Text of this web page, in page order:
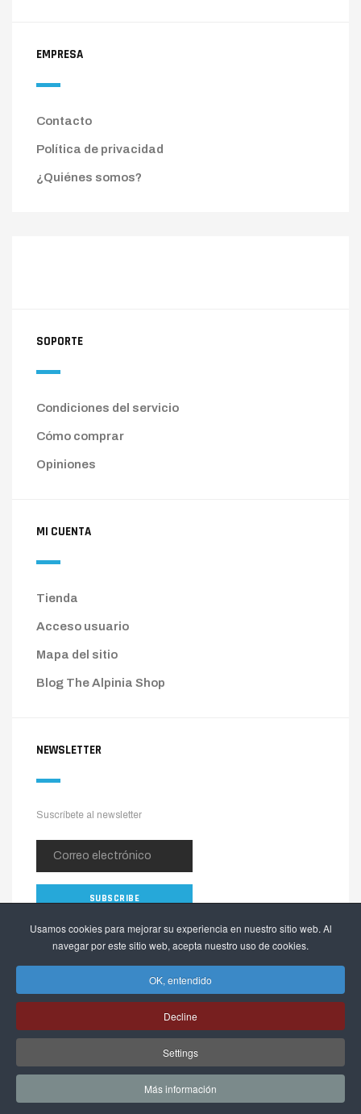
Usamos cookies para mejorar su experiencia en nuestro sitio web. Al
navegar por este sitio web, acepta nuestro uso de cookies.
OK, entendido
Decline
Settings
Más información
EMPRESA
Contacto
Política de privacidad
¿Quiénes somos?
SOPORTE
Condiciones del servicio
Cómo comprar
Opiniones
MI CUENTA
Tienda
Acceso usuario
Mapa del sitio
Blog The Alpinia Shop
NEWSLETTER
Suscríbete al newsletter
Copyright © 2026 The Alpinia Shop. Todos los derechos reservados.
Webactualizable.com